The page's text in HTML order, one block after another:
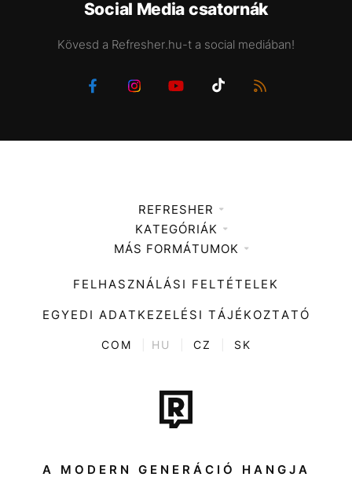
Social Media csatornák
Kövesd a Refresher.hu-t a social mediában!
REFRESHER
Médiaajánlat
KATEGÓRIÁK
Zene
Divat
Kultúra
ENTR
Tech-Tudomány
Sport
Társadalom
MÁS FORMÁTUMOK
FELHASZNÁLÁSI FELTÉTELEK
EGYEDI ADATKEZELÉSI TÁJÉKOZTATÓ
COM HU CZ SK
A MODERN GENERÁCIÓ HANGJA